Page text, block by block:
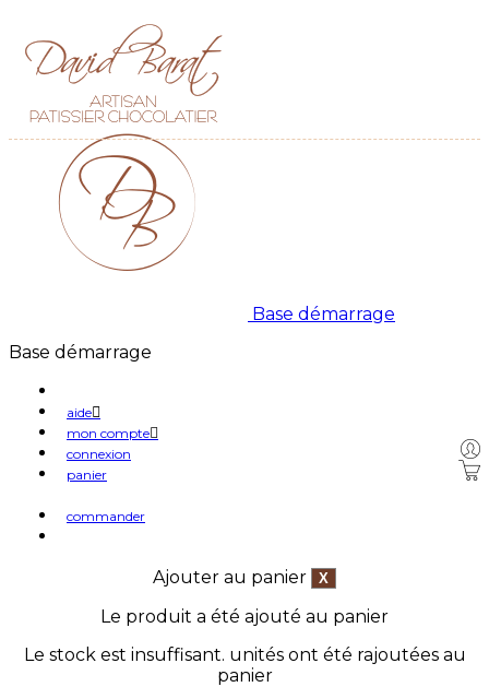
Base démarrage
Base démarrage
aide
mon compte
connexion
panier
commander
Ajouter au panier
Le produit a été ajouté au panier
Le stock est insuffisant. unités ont été rajoutées au
panier